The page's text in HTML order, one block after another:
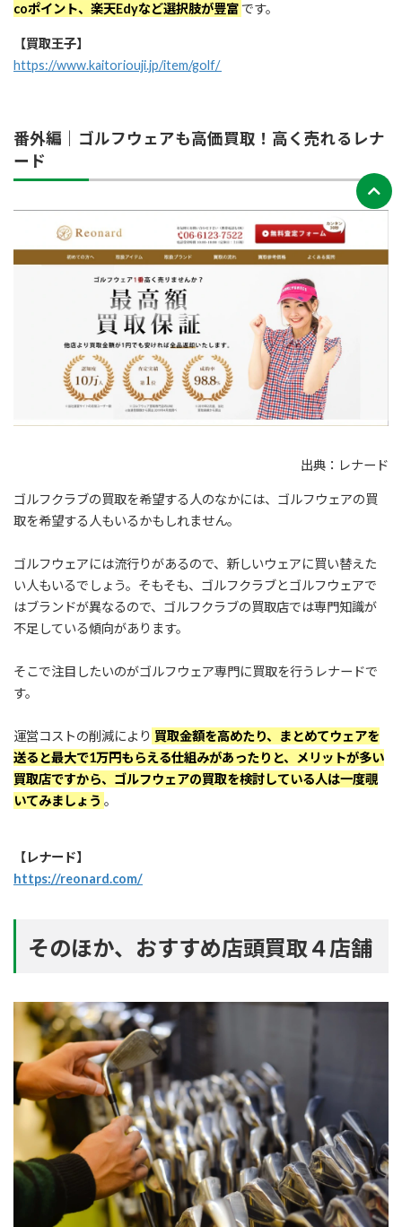
coポイント、楽天Edyなど選択肢が豊富です。
【買取王子】
https://www.kaitoriouji.jp/item/golf/
番外編｜ゴルフウェアも高価買取！高く売れるレナ
ード
出典：レナード
ゴルフクラブの買取を希望する人のなかには、ゴルフウェアの買
取を希望する人もいるかもしれません。
ゴルフウェアには流行りがあるので、新しいウェアに買い替えた
い人もいるでしょう。そもそも、ゴルフクラブとゴルフウェアで
はブランドが異なるので、ゴルフクラブの買取店では専門知識が
不足している傾向があります。
そこで注目したいのがゴルフウェア専門に買取を行うレナードで
す。
運営コストの削減により 買取金額を高めたり、まとめてウェアを
送ると最大で1万円もらえる仕組みがあったりと、メリットが多い
買取店ですから、ゴルフウェアの買取を検討している人は一度覗
いてみましょう 。
【レナード】
https://reonard.com/
そのほか、おすすめ店頭買取４店舗